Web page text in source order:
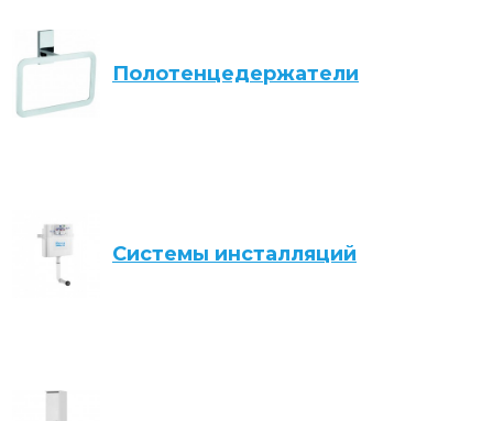
Полотенцедержатели
Системы инсталляций